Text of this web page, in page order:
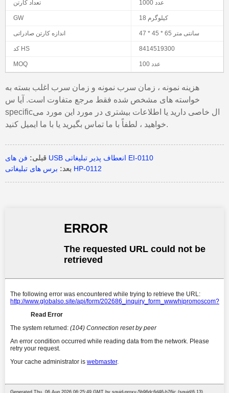
تعداد کارتن 1000 عدد
GW 18 کیلوگرم
اندازه کارتن صادراتی 47 * 45 * 65 سانتی متر
کد HS 8414519300
MOQ 100 عدد
هزینه نمونه ، زمان سرب نمونه و زمان سرب اغلب بسته به
خواسته های مشخص شده فقط مرجع متفاوت است. آیا س
specificال خاصی دارید یا اطلاعات بیشتری در مورد این مورد می
خواهید ، لطفاً با ما تماس بگیرید یا با ما ایمیل کنید.
قبلی:
فن های USB انعطاف پذیر تبلیغاتی EI-0110
بعد: برس های تبلیغاتی HP-0112